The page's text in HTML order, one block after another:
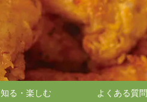
知る・楽しむ よくある質問